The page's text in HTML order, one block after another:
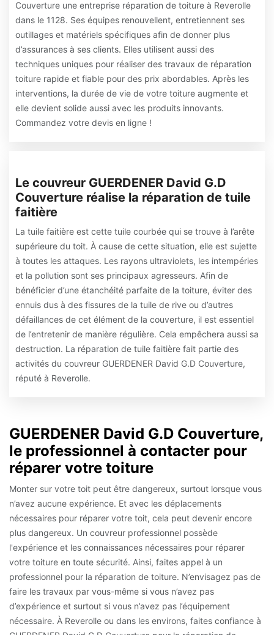
Couverture une entreprise réparation de toiture à Reverolle
dans le 1128. Ses équipes renouvellent, entretiennent ses
outillages et matériels spécifiques afin de donner plus
d’assurances à ses clients. Elles utilisent aussi des
techniques uniques pour réaliser des travaux de réparation
toiture rapide et fiable pour des prix abordables. Après les
interventions, la durée de vie de votre toiture augmente et
elle devient solide aussi avec les produits innovants.
Commandez votre devis en ligne !
Le couvreur GUERDENER David G.D
Couverture réalise la réparation de tuile
faitière
La tuile faitière est cette tuile courbée qui se trouve à l’arête
supérieure du toit. À cause de cette situation, elle est sujette
à toutes les attaques. Les rayons ultraviolets, les intempéries
et la pollution sont ses principaux agresseurs. Afin de
bénéficier d’une étanchéité parfaite de la toiture, éviter des
ennuis dus à des fissures de la tuile de rive ou d’autres
défaillances de cet élément de la couverture, il est essentiel
de l’entretenir de manière régulière. Cela empêchera aussi sa
destruction. La réparation de tuile faitière fait partie des
activités du couvreur GUERDENER David G.D Couverture,
réputé à Reverolle.
GUERDENER David G.D Couverture,
le professionnel à contacter pour
réparer votre toiture
Monter sur votre toit peut être dangereux, surtout lorsque vous
n’avez aucune expérience. Et avec les déplacements
nécessaires pour réparer votre toit, cela peut devenir encore
plus dangereux. Un couvreur professionnel possède
l'expérience et les connaissances nécessaires pour réparer
votre toiture en toute sécurité. Ainsi, faites appel à un
professionnel pour la réparation de toiture. N’envisagez pas de
faire les travaux par vous-même si vous n’avez pas
d’expérience et surtout si vous n’avez pas l’équipement
nécessaire. À Reverolle ou dans les environs, faites confiance à